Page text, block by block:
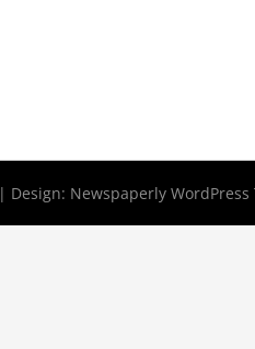
| Design: Newspaperly WordPress